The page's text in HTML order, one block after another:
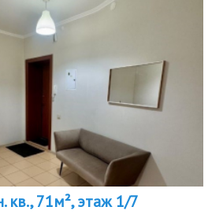
кв., 71м², этаж 1/7